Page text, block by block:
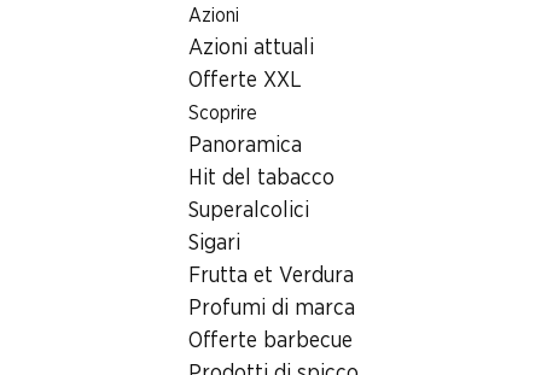
Azioni
Azioni attuali
Offerte XXL
Scoprire
Panoramica
Hit del tabacco
Superalcolici
Sigari
Frutta et Verdura
Profumi di marca
Offerte barbecue
Vino/champagne
El Maso Garnacha Tintorera Almansa DO